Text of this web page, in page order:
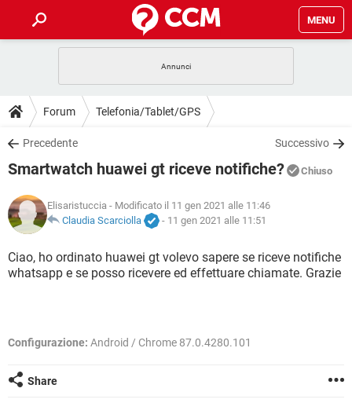
MENU
INTRATTENIMENTO ANDROID
iOS
INSTAGRAM WHATSAPP
TIKTOK
HARDWARE
GUIDE
COVID-19 GAMING
INSTAGRAM WHATSAPP
TIKTOK
HARDWARE
DOWNLOAD
COVID-19 GAMING
INTRATTENIMENTO
iOS WINDOWS 10
INSTAGRAM
TIKTOK FACEBOOK
COVID-19 GAMING
INTRATTENIMENTO
iOS WINDOWS 10
HARDWARE
GLOSSARIO
COVID-19
INTRATTENIMENTO ANDROID
HARDWARE
Forum Telefonia/Tablet/GPS
Precedente Successivo
Smartwatch huawei gt riceve notifiche? Chiuso
Elisaristuccia - Modificato il 11 gen 2021 alle 11:46
Claudia Scarciolla
- 11 gen 2021 alle 11:51
Ciao, ho ordinato huawei gt volevo sapere se riceve notifiche
whatsapp e se posso ricevere ed effettuare chiamate. Grazie
Configurazione: Android / Chrome 87.0.4280.101
Share